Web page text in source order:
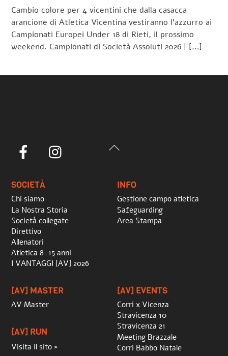
Cambio colore per 4 vicentini che dalla casacca
arancione di Atletica Vicentina vestiranno l’azzurro ai
Campionati Europei Under 18 di Rieti, il prossimo
weekend. Campionati di Società Assoluti 2026 | […]
Back
Facebook
SOCIETÀ
Chi siamo
La Nostra Storia
Società collegate
Direttivo
Allenatori
Atletica 8-15 anni
I VANTAGGI [AV] 2026
INFO
Gestione campo atletica
Safeguarding
Area Stampa
[AV] MASTER
AV Master
[AV] RUN
Visita il sito >
[AV] EVENTS
Corri x Vicenza
Stravicenza 10
Stravicenza 21
Meeting Brazzale
Corri Babbo Natale